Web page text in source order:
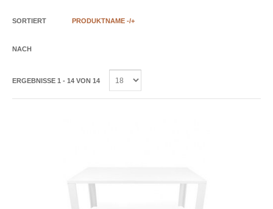
SORTIERT
NACH
PRODUKTNAME -/+
ERGEBNISSE 1 - 14 VON 14